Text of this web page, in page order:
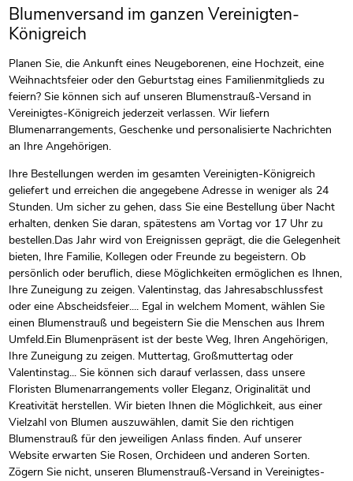
Blumenversand im ganzen Vereinigten-
Königreich
Planen Sie, die Ankunft eines Neugeborenen, eine Hochzeit, eine
Weihnachtsfeier oder den Geburtstag eines Familienmitglieds zu
feiern? Sie können sich auf unseren Blumenstrauß-Versand in
Vereinigtes-Königreich jederzeit verlassen. Wir liefern
Blumenarrangements, Geschenke und personalisierte Nachrichten
an Ihre Angehörigen.
Ihre Bestellungen werden im gesamten Vereinigten-Königreich
geliefert und erreichen die angegebene Adresse in weniger als 24
Stunden. Um sicher zu gehen, dass Sie eine Bestellung über Nacht
erhalten, denken Sie daran, spätestens am Vortag vor 17 Uhr zu
bestellen.Das Jahr wird von Ereignissen geprägt, die die Gelegenheit
bieten, Ihre Familie, Kollegen oder Freunde zu begeistern. Ob
persönlich oder beruflich, diese Möglichkeiten ermöglichen es Ihnen,
Ihre Zuneigung zu zeigen. Valentinstag, das Jahresabschlussfest
oder eine Abscheidsfeier.... Egal in welchem Moment, wählen Sie
einen Blumenstrauß und begeistern Sie die Menschen aus Ihrem
Umfeld.Ein Blumenpräsent ist der beste Weg, Ihren Angehörigen,
Ihre Zuneigung zu zeigen. Muttertag, Großmuttertag oder
Valentinstag... Sie können sich darauf verlassen, dass unsere
Floristen Blumenarrangements voller Eleganz, Originalität und
Kreativität herstellen. Wir bieten Ihnen die Möglichkeit, aus einer
Vielzahl von Blumen auszuwählen, damit Sie den richtigen
Blumenstrauß für den jeweiligen Anlass finden. Auf unserer
Website erwarten Sie Rosen, Orchideen und anderen Sorten.
Zögern Sie nicht, unseren Blumenstrauß-Versand in Vereinigtes-